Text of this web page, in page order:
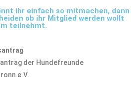
ihr einfach so mitmachen, dann
ob ihr Mitglied werden wollt
teilnehmt.
der Hundefreunde
e.V.